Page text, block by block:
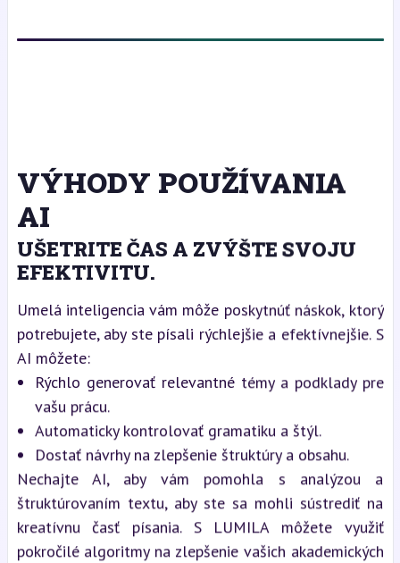
VÝHODY POUŽÍVANIA
AI
UŠETRITE ČAS A ZVÝŠTE SVOJU
EFEKTIVITU.
Umelá inteligencia vám môže poskytnúť náskok, ktorý
potrebujete, aby ste písali rýchlejšie a efektívnejšie. S
AI môžete:
Rýchlo generovať relevantné témy a podklady pre
vašu prácu.
Automaticky kontrolovať gramatiku a štýl.
Dostať návrhy na zlepšenie štruktúry a obsahu.
Nechajte AI, aby vám pomohla s analýzou a
štruktúrovaním textu, aby ste sa mohli sústrediť na
kreatívnu časť písania. S LUMILA môžete využiť
pokročilé algoritmy na zlepšenie vašich akademických